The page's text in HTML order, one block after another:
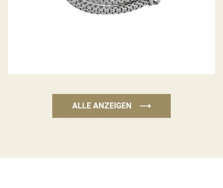
ALLE ANZEIGEN ⟶